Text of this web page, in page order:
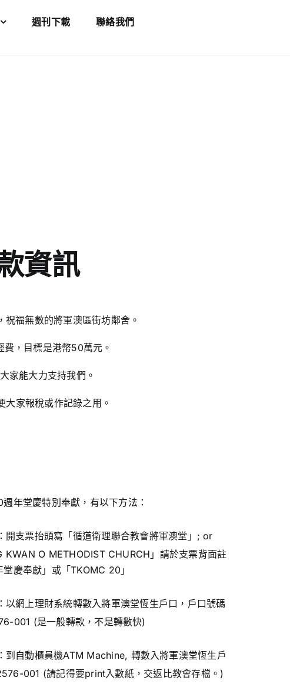
週刊下載 聯絡我們
資訊
福無數的將軍澳區街坊鄰舍。
，目標是港幣50萬元。
家能大力支持我們。
家報稅或作記錄之用。
年堂慶特別奉獻，有以下方法：
：開支票抬頭寫「循道衛理聯合教會將軍澳堂」; or
KWAN O METHODIST CHURCH」請於支票背面註
慶奉獻」或「TKOMC 20」
：以網上理財系統轉數入將軍澳堂恆生戶口，戶口號碼
001 (是一般轉款，不是轉數快)
：到自動櫃員機ATM Machine, 轉數入將軍澳堂恆生戶
001 (請記得要print入數紙，交返比教會存檔。)